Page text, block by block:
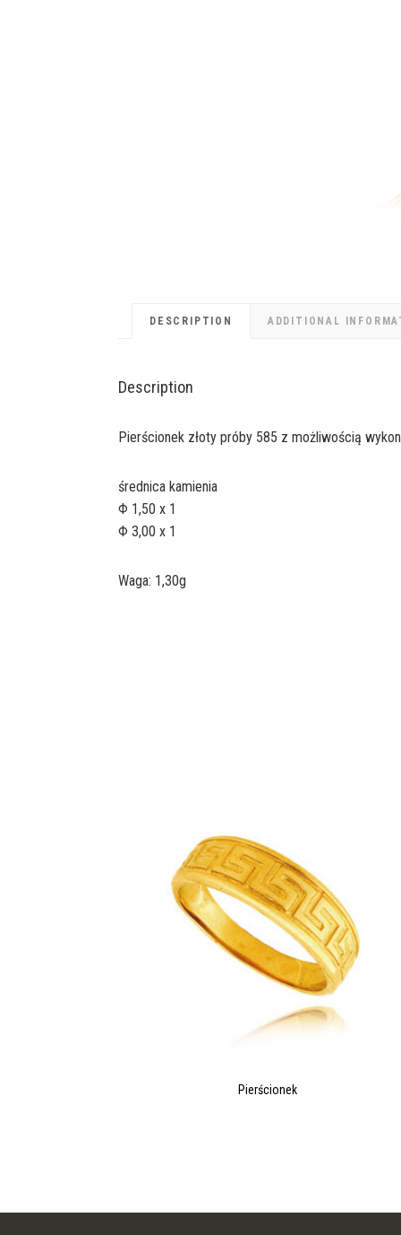
DESCRIPTION ADDITIONAL
Description
Pierścionek złoty próby 585 z możliwością
średnica kamienia
Φ 1,50 x 1
Φ 3,00 x 1
Waga: 1,30g
Pierścionek